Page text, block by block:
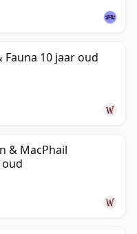
10 jaar oud
& MacPhail
oud